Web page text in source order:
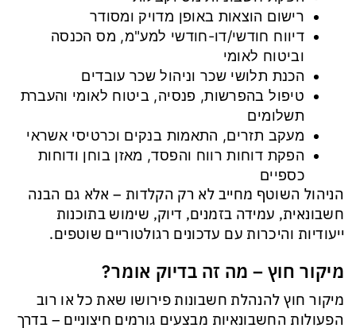
רישום הוצאות באופן מדויק ומסודר
דיווח חודשי/דו-חודשי למע"מ, מס הכנסה
וביטוח לאומי
הכנת תלושי שכר וניהול שכר עובדים
טיפול בהפרשות, פנסיה, ביטוח לאומי והעברת
תשלומים
מעקב תזרים, התאמות בנקים וכרטיסי אשראי
הפקת דוחות רווח והפסד, מאזן בוחן ודוחות
כספיים
הניהול השוטף מחייב לא רק הקלדות – אלא גם הבנה
חשבונאית, עמידה בזמנים, דיוק, שימוש בתוכנות
ייעודיות והיכרות עם עדכונים רגולטוריים שוטפים.
מיקור חוץ – מה זה בדיוק אומר?
מיקור חוץ להנהלת חשבונות פירושו שאת כל או רוב
הפעולות החשבונאיות מבצעים גורמים חיצוניים – בדרך